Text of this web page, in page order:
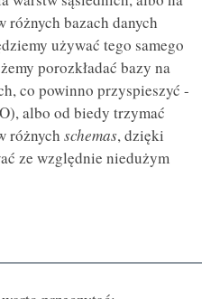
różnych bazach danych
używać tego samego
porozkładać bazy na
co powinno przyspieszyć -
albo od biedy trzymać
różnych schemas, dzięki
ze względnie niedużym